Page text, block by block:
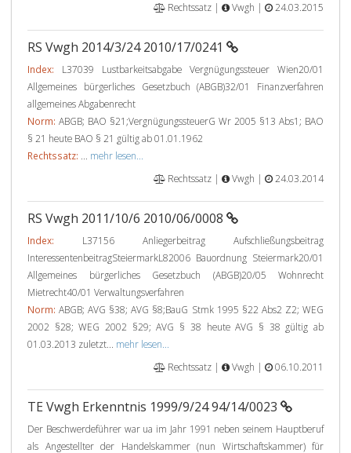
Rechtssatz |
Vwgh | 24.03.2015
RS Vwgh 2014/3/24 2010/17/0241
Index: L37039 Lustbarkeitsabgabe Vergnügungssteuer Wien20/01
Allgemeines bürgerliches Gesetzbuch (ABGB)32/01 Finanzverfahren
allgemeines Abgabenrecht
Norm: ABGB; BAO §21;VergnügungssteuerG Wr 2005 §13 Abs1; BAO
§ 21 heute BAO § 21 gültig ab 01.01.1962
Rechtssatz:
mehr lesen...
Rechtssatz |
Vwgh | 24.03.2014
RS Vwgh 2011/10/6 2010/06/0008
Index: L37156 Anliegerbeitrag Aufschließungsbeitrag
InteressentenbeitragSteiermarkL82006 Bauordnung Steiermark20/01
Allgemeines bürgerliches Gesetzbuch (ABGB)20/05 Wohnrecht
Mietrecht40/01 Verwaltungsverfahren
Norm: ABGB; AVG §38; AVG §8;BauG Stmk 1995 §22 Abs2 Z2; WEG
2002 §28; WEG 2002 §29; AVG § 38 heute AVG § 38 gültig ab
01.03.2013 zuletzt... mehr lesen...
Rechtssatz |
Vwgh | 06.10.2011
TE Vwgh Erkenntnis 1999/9/24 94/14/0023
Der Beschwerdeführer war ua im Jahr 1991 neben seinem Hauptberuf
als Angestellter der Handelskammer (nun Wirtschaftskammer) für